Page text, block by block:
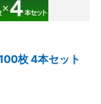
枚 4本セット